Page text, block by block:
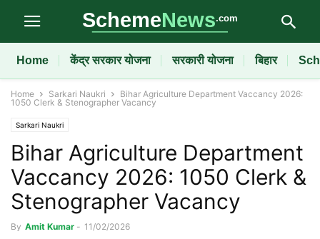
Home केंद्र सरकार योजना सरकारी योजना बिहार
Home Sarkari Naukri
Bihar Agriculture Department Vaccancy 2026:
1050 Clerk & Stenographer Vacancy
Sarkari Naukri
Bihar Agriculture Department
Vaccancy 2026: 1050 Clerk &
Stenographer Vacancy
By Amit Kumar - 11/02/2026